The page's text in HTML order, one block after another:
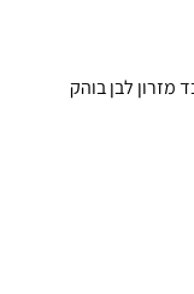
מזרון לבן בוהק